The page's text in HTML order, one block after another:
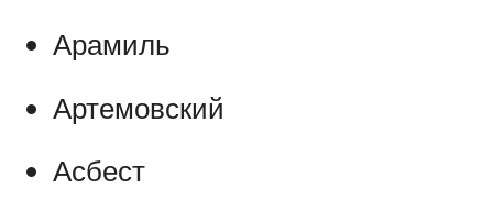
Арамиль
Артемовский
Асбест